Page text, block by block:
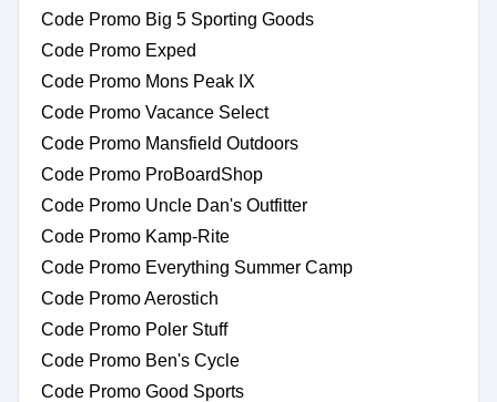
Code Promo Big 5 Sporting Goods
Code Promo Exped
Code Promo Mons Peak IX
Code Promo Vacance Select
Code Promo Mansfield Outdoors
Code Promo ProBoardShop
Code Promo Uncle Dan's Outfitter
Code Promo Kamp-Rite
Code Promo Everything Summer Camp
Code Promo Aerostich
Code Promo Poler Stuff
Code Promo Ben's Cycle
Code Promo Good Sports